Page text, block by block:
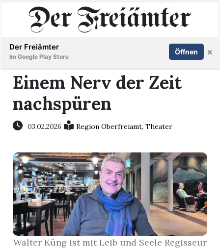
Immobilien
Veranstaltungen
Stellen
E-
Paper
Newsletter
App
Inserieren Abonnieren Anmelden
Einem Nerv der Zeit
nachspüren
03.02.2026 Region Oberfreiamt,Theater
Walter Küng ist mit Leib und Seele Regisseur
Der Freiämter
Im Google Play Store
Öffnen ×